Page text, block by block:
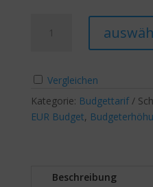
FEELfree:up:plus
Vergleichen
Kategorie: Budgettarif
EUR Budget,
Beschreibung